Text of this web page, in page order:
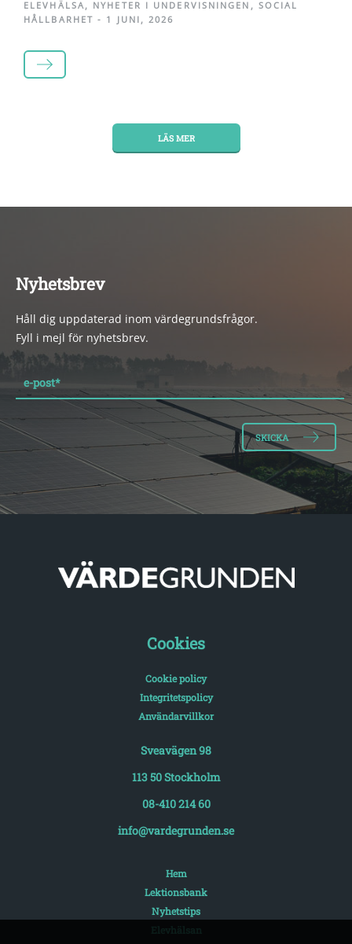
ELEVHÄLSA, NYHETER I UNDERVISNINGEN , SOCIAL
HÅLLBARHET - 1 JUNI, 2026
LÄS MER
LÄS MER
Nyhetsbrev
Håll dig uppdaterad inom värdegrundsfrågor.
Fyll i mejl för nyhetsbrev.
e-post*
Cookies
Cookie policy
Integritetspolicy
Användarvillkor
Sveavägen 98
113 50 Stockholm
08-410 214 60
info@vardegrunden.se
Hem
Lektionsbank
Nyhetstips